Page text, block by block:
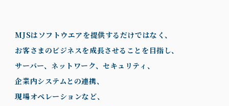
MJSはソフトウエアを提供するだけではなく、
お客さまのビジネスを成長させることを目指し、
サーバー、ネットワーク、セキュリティ、
企業内システムとの連携、
現場オペレーションなど、